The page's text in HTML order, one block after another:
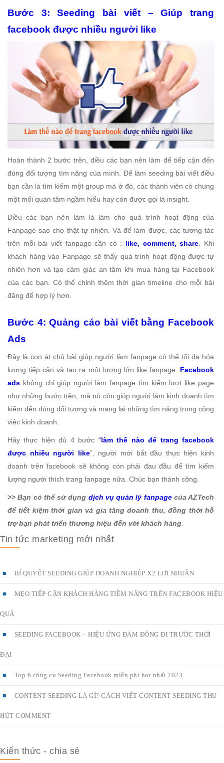
Bước 3: Seeding bài viết – Giúp trang
facebook được nhiều người like
Hoàn thành 2 bước trên, điều các bạn nên làm để tiếp cận đến
đúng đối tượng tìm năng của mình. Để làm seeding bài viết điều
bạn cần là tìm kiếm một group mà ở đó, các thành viên có chung
một mối quan tâm ngầm hiểu hay còn được gọi là insight.
Điều các bạn nên làm là làm cho quá trình hoạt động của
Fanpage sao cho thật tự nhiên. Và để làm được, các tương tác
trên mỗi bài viết fanpage cần có : like, comment, share . Khi
khách hàng vào Fanpage sẽ thấy quá trình hoạt động được tự
nhiên hơn và tạo cảm giác an tâm khi mua hàng tại Facebook
của các bạn. Có thể chỉnh thêm thời gian timeline cho mỗi bài
đăng để hợp lý hơn.
Bước 4: Quảng cáo bài viết bằng Facebook
Ads
Đây là con át chủ bài giúp người làm fanpage có thể tối đa hóa
lượng tiếp cận và tạo ra một lượng lớn like fanpage. Facebook
ads không chỉ giúp người làm fanpage tìm kiếm lượt like page
như những bước trên, mà nó còn giúp người làm kinh doanh tìm
kiếm đến đúng đối tượng và mang lại những tìm năng trong công
việc kinh doanh.
Hãy thực hiện đủ 4 bước “làm thế nào để trang facebook
được nhiều người like”, người mới bắt đầu thực hiện kinh
doanh trên facebook sẽ không còn phải đau đầu để tìm kiếm
lượng người thích trang fanpage nữa. Chúc bạn thành công.
>>Bạn có thể sử dụng dịch vụ quản lý fanpagecủa AZTech
để tiết kiệm thời gian và gia tăng doanh thu, đồng thời hỗ
trợ bạn phát triển thương hiệu đến với khách hàng
Tin tức marketing mới nhất
BÍ QUYẾT SEEDING GIÚP DOANH NGHIỆP X2 LỢI NHUẬN
MẸO TIẾP CẬN KHÁCH HÀNG TIỀM NĂNG TRÊN FACEBOOK HIỆU
QUẢ
SEEDING FACEBOOK – HIỆU ỨNG ĐÁM ĐÔNG ĐI TRƯỚC THỜI
ĐẠI
Top 6 công cụ Seeding Facebook miễn phí hot nhất 2023
CONTENT SEEDING LÀ GÌ? CÁCH VIẾT CONTENT SEEDING THU
HÚT COMMENT
Kiến thức - chia sẻ